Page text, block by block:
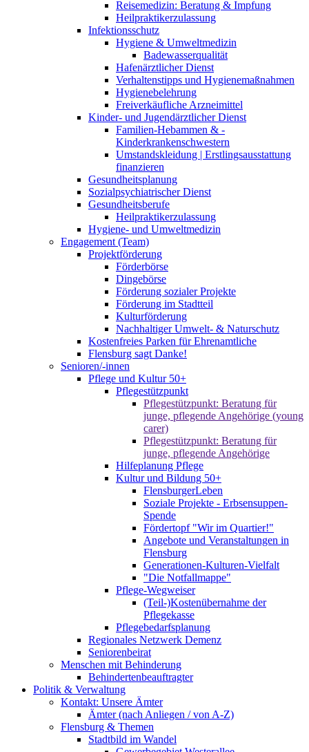
Reisemedizin: Beratung & Impfung
Heilpraktikerzulassung
Infektionsschutz
Hygiene & Umweltmedizin
Badewasserqualität
Hafenärztlicher Dienst
Verhaltenstipps und Hygienemaßnahmen
Hygienebelehrung
Freiverkäufliche Arzneimittel
Kinder- und Jugendärztlicher Dienst
Familien-Hebammen & -
Kinderkrankenschwestern
Umstandskleidung | Erstlingsausstattung
finanzieren
Gesundheitsplanung
Sozialpsychiatrischer Dienst
Gesundheitsberufe
Heilpraktikerzulassung
Hygiene- und Umweltmedizin
Engagement (Team)
Projektförderung
Förderbörse
Dingebörse
Förderung sozialer Projekte
Förderung im Stadtteil
Kulturförderung
Nachhaltiger Umwelt- & Naturschutz
Kostenfreies Parken für Ehrenamtliche
Flensburg sagt Danke!
Senioren/-innen
Pflege und Kultur 50+
Pflegestützpunkt
Pflegestützpunkt: Beratung für
junge, pflegende Angehörige (young
carer)
Pflegestützpunkt: Beratung für
junge, pflegende Angehörige
Hilfeplanung Pflege
Kultur und Bildung 50+
FlensburgerLeben
Soziale Projekte - Erbsensuppen-
Spende
Fördertopf "Wir im Quartier!"
Angebote und Veranstaltungen in
Flensburg
Generationen-Kulturen-Vielfalt
"Die Notfallmappe"
Pflege-Wegweiser
(Teil-)Kostenübernahme der
Pflegekasse
Pflegebedarfsplanung
Regionales Netzwerk Demenz
Seniorenbeirat
Menschen mit Behinderung
Behindertenbeauftragter
Politik & Verwaltung
Kontakt: Unsere Ämter
Ämter (nach Anliegen / von A-Z)
Flensburg & Themen
Stadtbild im Wandel